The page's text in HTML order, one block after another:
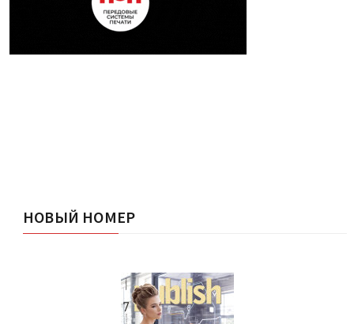
НОВЫЙ НОМЕР